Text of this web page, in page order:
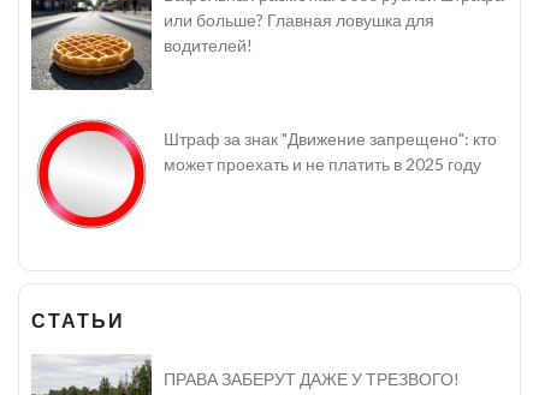
или больше? Главная ловушка для
водителей!
Штраф за знак "Движение запрещено": кто
может проехать и не платить в 2025 году
СТАТЬИ
ПРАВА ЗАБЕРУТ ДАЖЕ У ТРЕЗВОГО!